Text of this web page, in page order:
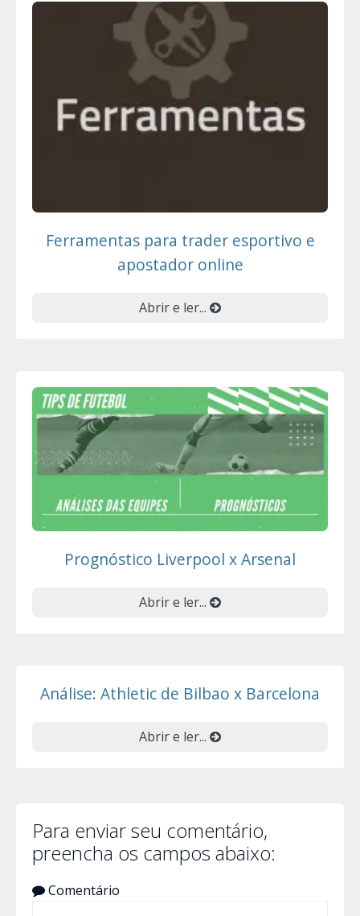
Ferramentas para trader esportivo e
apostador online
Abrir e ler...
Prognóstico Liverpool x Arsenal
Abrir e ler...
Análise: Athletic de Bilbao x Barcelona
Abrir e ler...
Para enviar seu comentário,
preencha os campos abaixo:
Comentário